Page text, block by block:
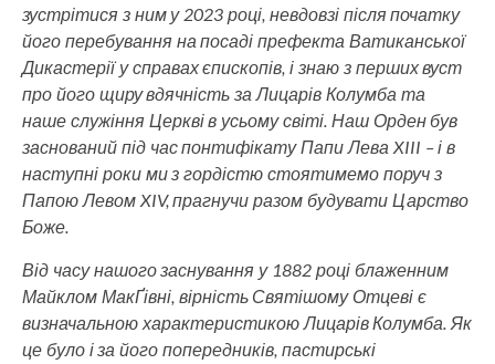
зустрітися з ним у 2023 році, невдовзі після початку
його перебування на посаді префекта Ватиканської
Дикастерії у справах єпископів, і знаю з перших вуст
про його щиру вдячність за Лицарів Колумба та
наше служіння Церкві в усьому світі. Наш Орден був
заснований під час понтифікату Папи Лева XIII – і в
наступні роки ми з гордістю стоятимемо поруч з
Папою Левом XIV, прагнучи разом будувати Царство
Боже.
Від часу нашого заснування у 1882 році блаженним
Майклом МакҐівні, вірність Святішому Отцеві є
визначальною характеристикою Лицарів Колумба. Як
це було і за його попередників, пастирські